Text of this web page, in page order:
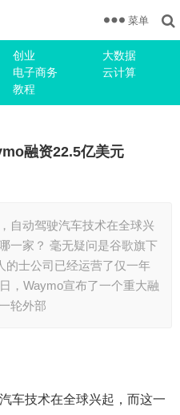
创业
大数据
电子商务
云计算
教程
菜单
融资22.5亿美元
自动驾驶汽车技术在全球兴
一家？ 毫无疑问是谷歌旗下
的士公司已经运营了仅一年
，Waymo宣布了一个重大融
轮外部
车技术在全球兴起，而这一